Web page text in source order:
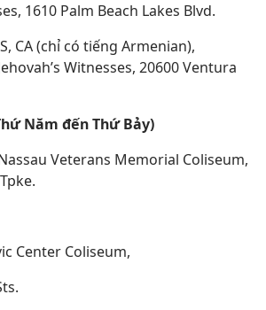
1610 Palm Beach Lakes Blvd.
CA (chỉ có tiếng Armenian),
Witnesses, 20600 Ventura
Năm đến Thứ Bảy)
Veterans Memorial Coliseum,
Center Coliseum,